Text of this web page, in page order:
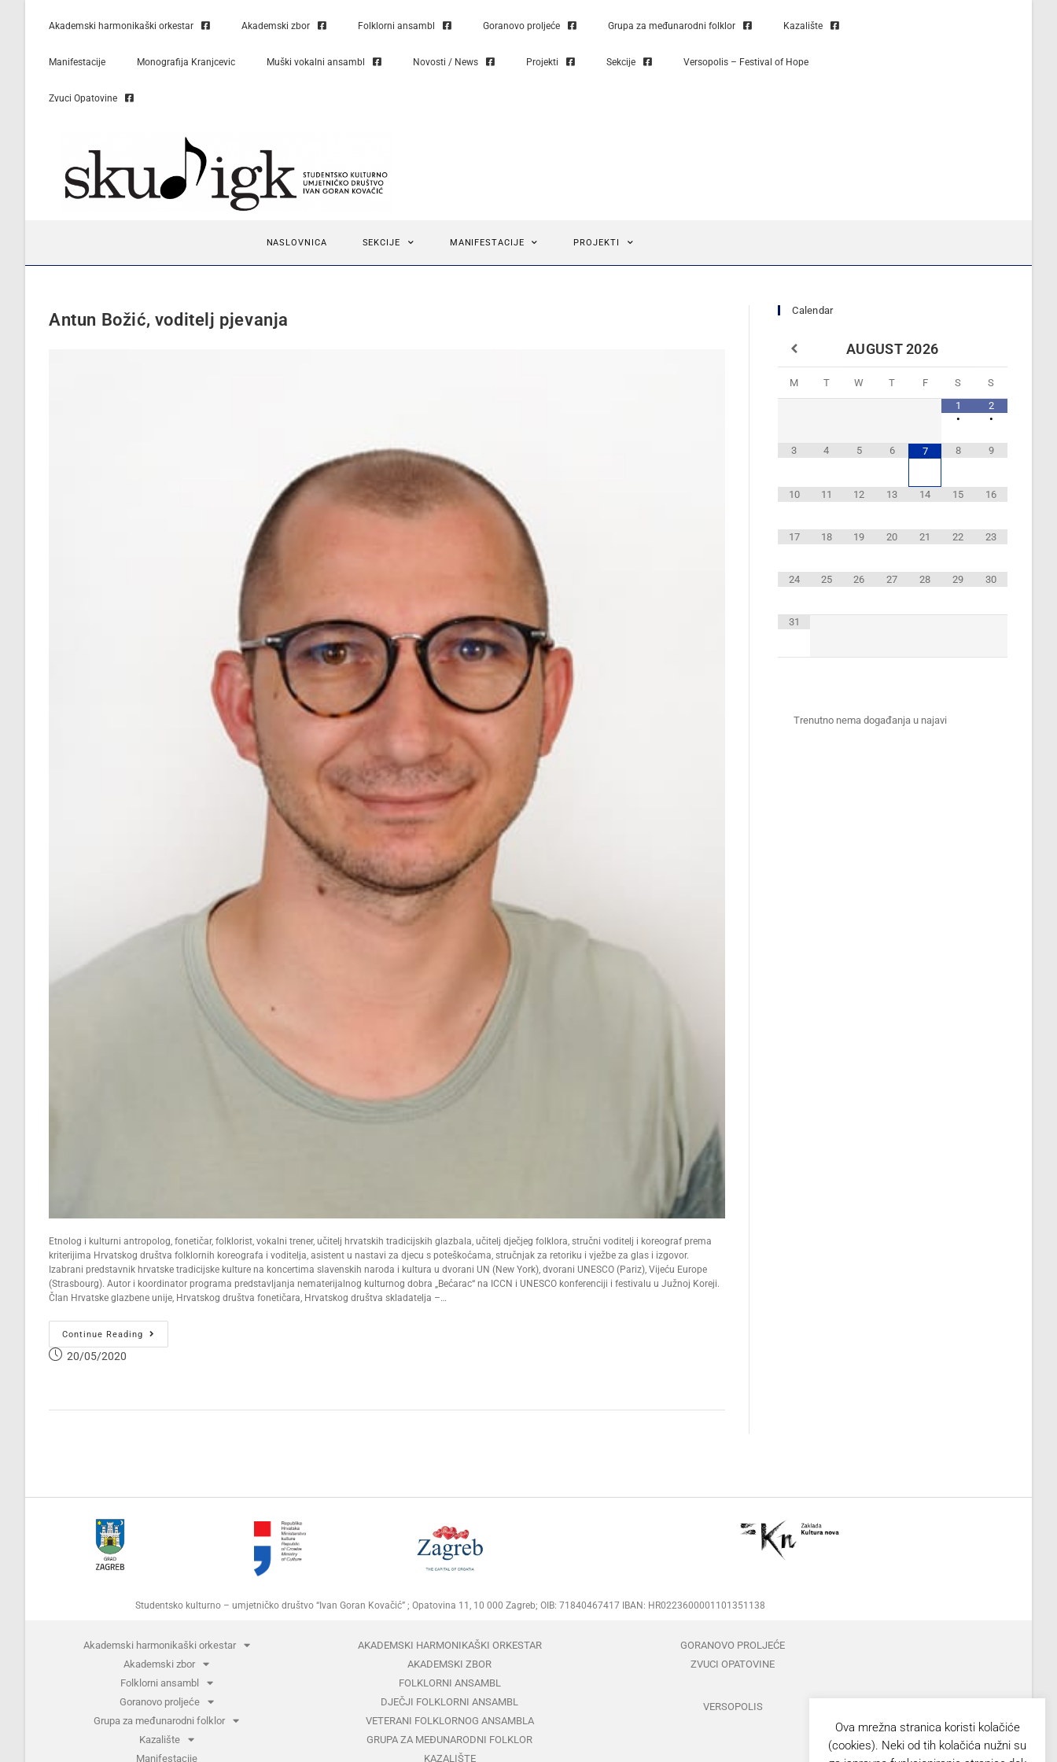
Akademski harmonikaški orkestar Akademski zbor Folklorni ansambl Goranovo proljeće Grupa za međunarodni folklor Kazalište
Manifestacije Monografija Kranjcevic Muški vokalni ansambl Novosti / News Projekti Sekcije Versopolis – Festival of Hope
Zvuci Opatovine
NASLOVNICA SEKCIJE MANIFESTACIJE PROJEKTI
Antun Božić, voditelj pjevanja
Etnolog i kulturni antropolog, fonetičar, folklorist, vokalni trener, učitelj hrvatskih tradicijskih glazbala, učitelj dječjeg folklora, stručni voditelj i koreograf prema
kriterijima Hrvatskog društva folklornih koreografa i voditelja, asistent u nastavi za djecu s poteškoćama, stručnjak za retoriku i vježbe za glas i izgovor.
Izabrani predstavnik hrvatske tradicijske kulture na koncertima slavenskih naroda i kultura u dvorani UN (New York), dvorani UNESCO (Pariz), Vijeću Europe
(Strasbourg). Autor i koordinator programa predstavljanja nematerijalnog kulturnog dobra „Bećarac“ na ICCN i UNESCO konferenciji i festivalu u Južnoj Koreji.
Član Hrvatske glazbene unije, Hrvatskog društva fonetičara, Hrvatskog društva skladatelja –…
Continue Reading
20/05/2020
Calendar
AUGUST 2026
M T W T F S
S
1
•
2
•
3 4 5 6 7 8 9
10 11 12 13 14 15 16
17 18 19 20 21 22 23
24 25 26 27 28 29 30
31
Trenutno nema događanja u najavi
Studentsko kulturno – umjetničko društvo “Ivan Goran Kovačić” ; Opatovina 11, 10 000 Zagreb; OIB: 71840467417 IBAN: HR0223600001101351138
Akademski harmonikaški orkestar
Akademski zbor
Folklorni ansambl
Goranovo proljeće
Grupa za međunarodni folklor
Kazalište
Manifestacije
AKADEMSKI HARMONIKAŠKI ORKESTAR
AKADEMSKI ZBOR
FOLKLORNI ANSAMBL
DJEČJI FOLKLORNI ANSAMBL
VETERANI FOLKLORNOG ANSAMBLA
GRUPA ZA MEĐUNARODNI FOLKLOR
KAZALIŠTE
GORANOVO PROLJEĆE
ZVUCI OPATOVINE
VERSOPOLIS
Ova mrežna stranica koristi kolačiće
(cookies). Neki od tih kolačića nužni su